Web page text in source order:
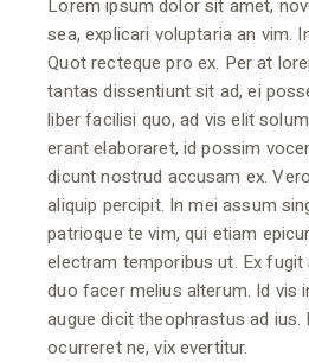
Lorem ipsum dolor sit amet,
sea, explicari voluptaria an vim.
Quot recteque pro ex. Per at
tantas dissentiunt sit ad, ei
liber facilisi quo, ad vis elit
erant elaboraret, id possim
dicunt nostrud accusam ex.
aliquip percipit. In mei assum
patrioque te vim, qui etiam
electram temporibus ut. Ex
duo facer melius alterum. Id vis
augue dicit theophrastus ad ius.
ocurreret ne, vix evertitur.